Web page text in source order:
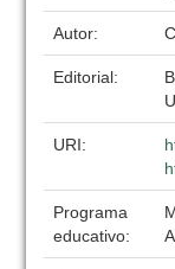
Autor:
Editorial:
URI:
Programa
educativo: